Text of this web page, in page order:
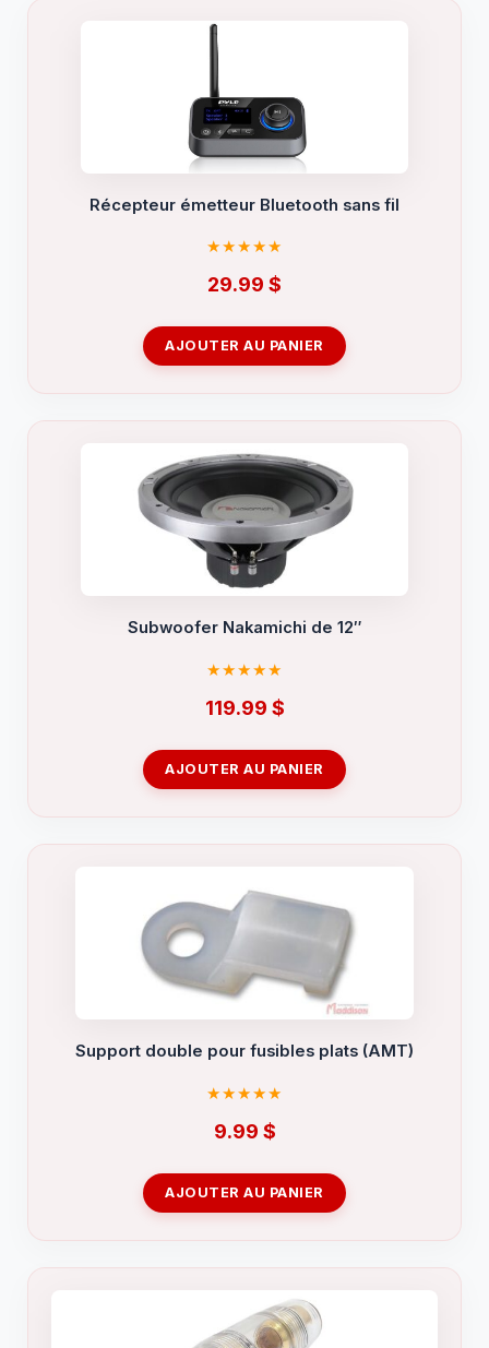
Récepteur émetteur Bluetooth sans fil
29.99 $
AJOUTER AU PANIER
Subwoofer Nakamichi de 12″
119.99 $
AJOUTER AU PANIER
Support double pour fusibles plats (AMT)
9.99 $
AJOUTER AU PANIER